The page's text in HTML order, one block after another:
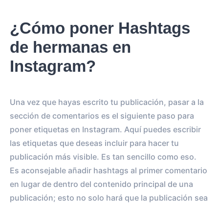
¿Cómo poner Hashtags
de hermanas en
Instagram?
Una vez que hayas escrito tu publicación, pasar a la
sección de comentarios es el siguiente paso para
poner etiquetas en Instagram. Aquí puedes escribir
las etiquetas que deseas incluir para hacer tu
publicación más visible. Es tan sencillo como eso.
Es aconsejable añadir hashtags al primer comentario
en lugar de dentro del contenido principal de una
publicación; esto no solo hará que la publicación sea